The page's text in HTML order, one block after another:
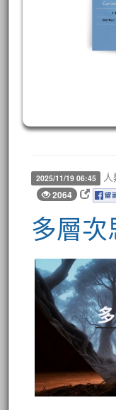
2025/11/19 06:45 人
2064
多層次